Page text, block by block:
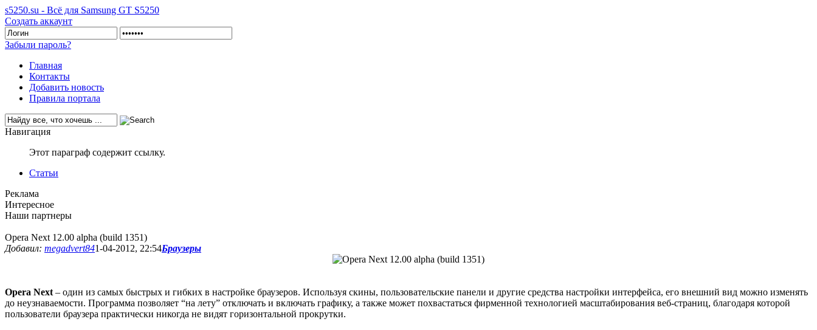
s5250.su - Всё для Samsung GT S5250
Создать аккаунт
Забыли пароль?
Главная
Контакты
Добавить новость
Правила портала
Навигация
Этот параграф содержит ссылку.
Статьи
Реклама
Интересное
Наши партнеры
Opera Next 12.00 alpha (build 1351)
Добавил: megadvert841-04-2012, 22:54Браузеры
Opera Next – один из самых быстрых и гибких в настройке браузеров. Используя скины, пользовательские панели и другие средства настройки интерфейса, его внешний вид можно изменять
до неузнаваемости. Программа позволяет “на лету” отключать и включать графику, а также может похвастаться фирменной технологией масштабирования веб-страниц, благодаря которой
пользователи браузера практически никогда не видят горизонтальной прокрутки.